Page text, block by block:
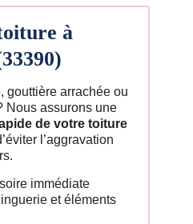
à
gouttière arrachée ou
Nous assurons une
de votre toiture
l’aggravation
immédiate
et éléments